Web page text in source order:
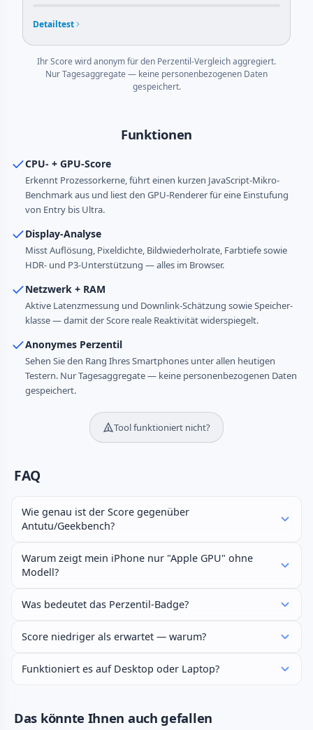
Detailtest
Ihr Score wird anonym für den Perzentil-Vergleich aggregiert.
Nur Tagesaggregate — keine personen­bezogenen Daten
gespeichert.
Funktionen
CPU- + GPU-Score
Erkennt Prozessor­kerne, führt einen kurzen JavaScript-Mikro-
Benchmark aus und liest den GPU-Renderer für eine Einstufung
von Entry bis Ultra.
Display-Analyse
Misst Auflösung, Pixeldichte, Bildwiederholrate, Farbtiefe sowie
HDR- und P3-Unterstützung — alles im Browser.
Netzwerk + RAM
Aktive Latenzmessung und Downlink-Schätzung sowie Speicher­
klasse — damit der Score reale Reaktivität widerspiegelt.
Anonymes Perzentil
Sehen Sie den Rang Ihres Smartphones unter allen heutigen
Testern. Nur Tagesaggregate — keine personen­bezogenen Daten
gespeichert.
Tool funktioniert nicht?
FAQ
Wie genau ist der Score gegenüber
Antutu/Geekbench?
Warum zeigt mein iPhone nur "Apple GPU" ohne
Modell?
Was bedeutet das Perzentil-Badge?
Score niedriger als erwartet — warum?
Funktioniert es auf Desktop oder Laptop?
Das könnte Ihnen auch gefallen